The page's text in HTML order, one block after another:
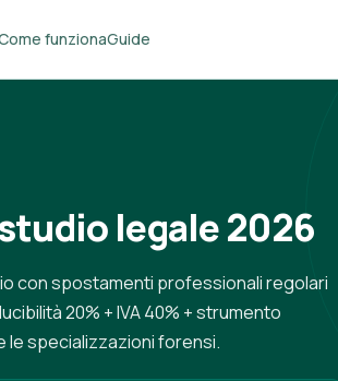
funzionaGuide
legale 2026
con spostamenti professionali regolari
20% + IVA 40% + strumento
specializzazioni forensi.